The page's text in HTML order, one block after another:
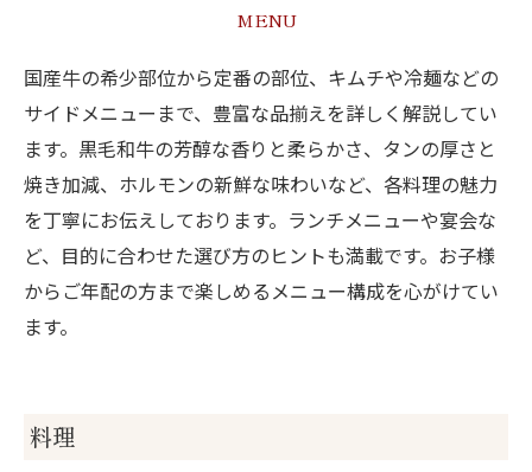
MENU
国産牛の希少部位から定番の部位、キムチや冷麺などの
サイドメニューまで、豊富な品揃えを詳しく解説してい
ます。黒毛和牛の芳醇な香りと柔らかさ、タンの厚さと
焼き加減、ホルモンの新鮮な味わいなど、各料理の魅力
を丁寧にお伝えしております。ランチメニューや宴会な
ど、目的に合わせた選び方のヒントも満載です。お子様
からご年配の方まで楽しめるメニュー構成を心がけてい
ます。
料理